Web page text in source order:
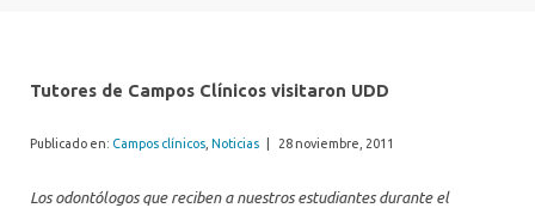
Tutores de Campos Clínicos visitaron UDD
Publicado en: Campos clínicos Noticias 28 noviembre, 2011
Los odontólogos que reciben a nuestros estudiantes durante el